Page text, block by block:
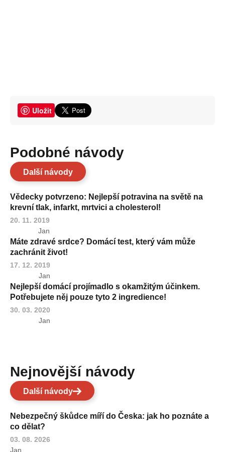
Uložit
Podobné návody
Další návody
Vědecky potvrzeno: Nejlepší potravina na světě na
krevní tlak, infarkt, mrtvici a cholesterol!
20. 11. 2019
Jan
Máte zdravé srdce? Domácí test, který vám může
zachránit život!
17. 12. 2019
Jan
Nejlepší domácí projímadlo s okamžitým účinkem.
Potřebujete něj pouze tyto 2 ingredience!
30. 03. 2020
Jan
Nejnovější návody
Další návody
Nebezpečný škůdce míří do Česka: jak ho poznáte a
co dělat?
03. 08. 2026
Jan